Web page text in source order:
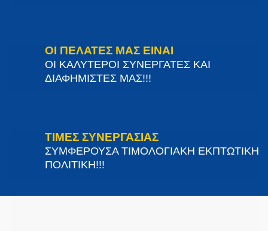
ΟΙ ΠΕΛΑΤΕΣ ΜΑΣ ΕΙΝΑΙ
ΟΙ ΚΑΛΥΤΕΡΟΙ ΣΥΝΕΡΓΑΤΕΣ ΚΑΙ
ΔΙΑΦΗΜΙΣΤΕΣ ΜΑΣ!!!
ΤΙΜΕΣ ΣΥΝΕΡΓΑΣΙΑΣ
ΣΥΜΦΕΡΟΥΣΑ ΤΙΜΟΛΟΓΙΑΚΗ ΕΚΠΤΩΤΙΚΗ
ΠΟΛΙΤΙΚΗ!!!